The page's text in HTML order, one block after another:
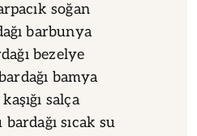
soğan
barbunya
bezelye
bamya
salça
sıcak su